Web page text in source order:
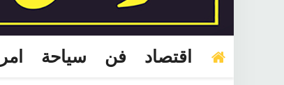
اقتصاد فن سياحة